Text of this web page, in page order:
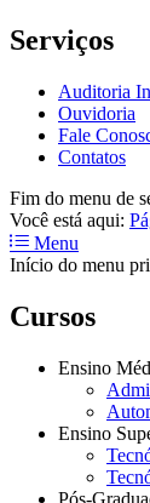
Serviços
Auditoria
Ouvidoria
Fale
Contatos
Fim do menu de
Você está aqui:
Menu
Início do menu
Cursos
Ensino
Ensino
Pós-